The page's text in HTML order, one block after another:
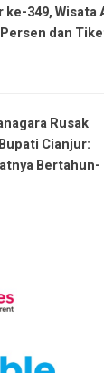
349, Wisata
dan
Rusak
Cianjur:
Bertahun-